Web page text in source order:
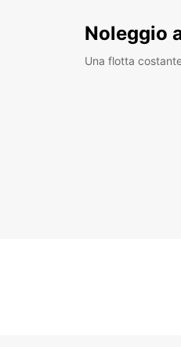
Noleggio
Una flotta